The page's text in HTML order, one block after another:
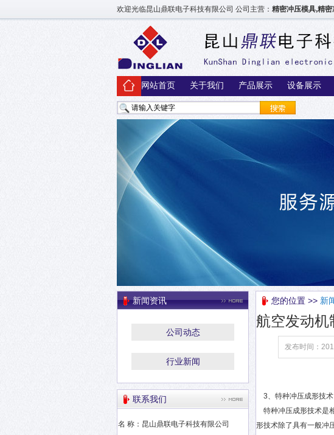
欢迎光临昆山鼎联电子科技有限公司 公司主营： 精密冲压模具,精
网站首页 关于我们 产品展示 设备展示
新闻资讯
公司动态
行业新闻
您的位置 >> 新
航空发动机
发布时间：
3、特种冲压成形技术
特种冲压成形技术是
形技术除了具有一般冲
联系我们
名 称：昆山鼎联电子科技有限公司